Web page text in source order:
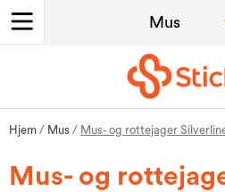
Hjem / Mus / Mus- og rottejager
Mus- og